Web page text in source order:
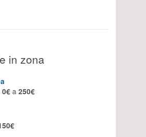
in zona
0€ a 250€